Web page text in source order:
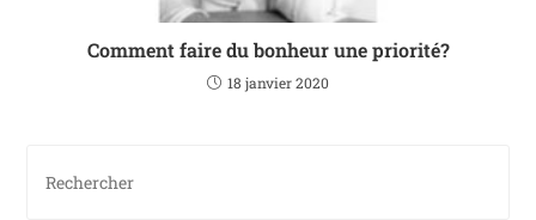
Comment faire du bonheur une priorité?
18 janvier 2020